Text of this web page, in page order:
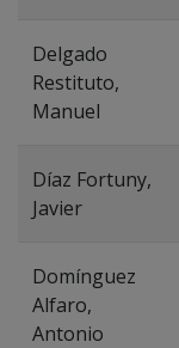
Delgado
Restituto,
Manuel
Díaz Fortuny,
Javier
Domínguez
Alfaro,
Antonio